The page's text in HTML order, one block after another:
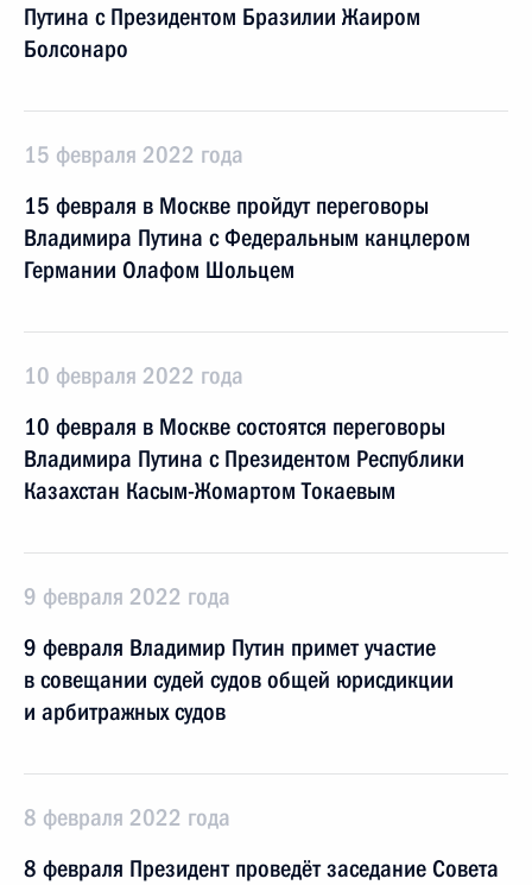
Путина с Президентом Бразилии Жаиром
Болсонаро
15 февраля 2022 года
15 февраля в Москве пройдут переговоры
Владимира Путина с Федеральным канцлером
Германии Олафом Шольцем
10 февраля 2022 года
10 февраля в Москве состоятся переговоры
Владимира Путина с Президентом Республики
Казахстан Касым-Жомартом Токаевым
9 февраля 2022 года
9 февраля Владимир Путин примет участие
в совещании судей судов общей юрисдикции
и арбитражных судов
8 февраля 2022 года
8 февраля Президент проведёт заседание Совета